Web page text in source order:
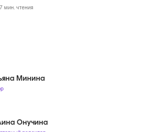
7 мин. чтения
Минина
Онучина